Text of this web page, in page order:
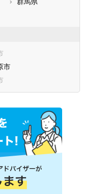
群馬県
市